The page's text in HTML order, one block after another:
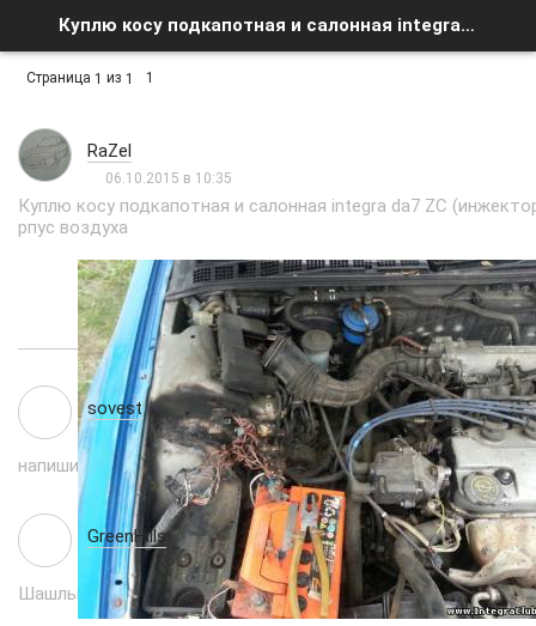
Куплю косу подкапотная и салонная integra da7 ZC инжектор - Список форумов
Страница 1 из 1 1
RaZel
06.10.2015 в 10:35
Куплю косу подкапотная и салонная integra da7 ZC
рпус воздуха
sovest
24.11.2015 в 22:36
напиши в личку, что конкретно нужно
GreenHills
25.11.2015 в 15:37
Шашлыки жарил на моторе что-ли? )))